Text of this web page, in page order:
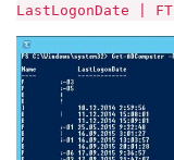
LastLogonDate |